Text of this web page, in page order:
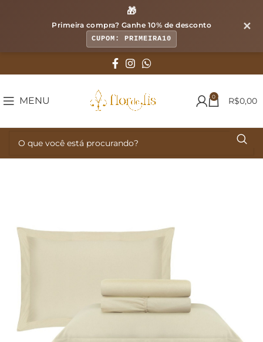
🎁
Primeira compra? Ganhe 10% de desconto
CUPOM: PRIMEIRA10
✕
MENU 0 R$0,00